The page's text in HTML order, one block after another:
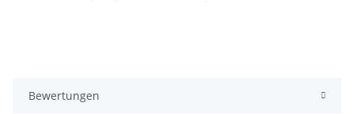
Bewertungen